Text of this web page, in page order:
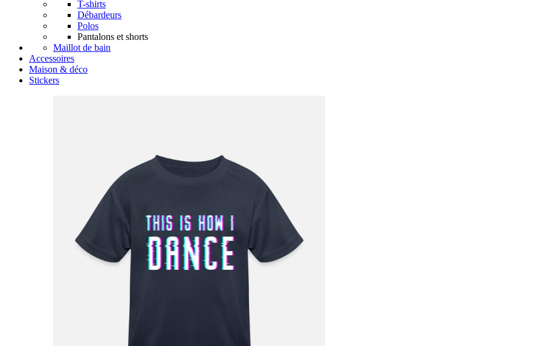
T-shirts
Débardeurs
Polos
Pantalons et shorts
Maillot de bain
Accessoires
Maison & déco
Stickers